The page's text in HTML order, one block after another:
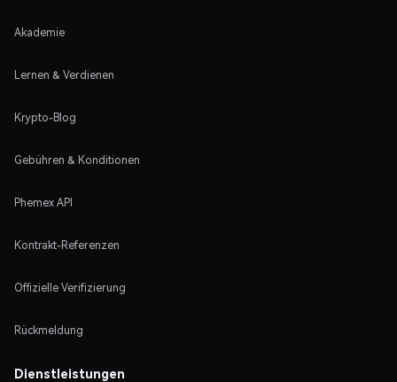
Akademie
Lernen & Verdienen
Krypto-Blog
Gebühren & Konditionen
Phemex API
Kontrakt-Referenzen
Offizielle Verifizierung
Rückmeldung
Dienstleistungen